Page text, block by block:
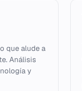
que alude a
Análisis
y